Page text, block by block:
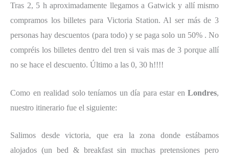
Tras 2, 5 h aproximadamente llegamos a Gatwick y allí mismo
compramos los billetes para Victoria Station. Al ser más de 3
personas hay descuentos (para todo) y se paga solo un 50% . No
compréis los billetes dentro del tren si vais mas de 3 porque allí
no se hace el descuento. Último a las 0, 30 h!!!!
Como en realidad solo teníamos un día para estar en Londres,
nuestro itinerario fue el siguiente:
Salimos desde victoria, que era la zona donde estábamos
alojados (un bed & breakfast sin muchas pretensiones pero